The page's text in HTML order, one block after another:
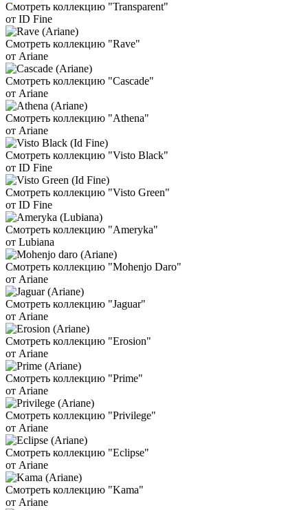
Смотреть коллекцию "Transparent"
от ID Fine
Смотреть коллекцию "Rave"
от Ariane
Смотреть коллекцию "Cascade"
от Ariane
Смотреть коллекцию "Athena"
от Ariane
Смотреть коллекцию "Visto Black"
от ID Fine
Смотреть коллекцию "Visto Green"
от ID Fine
Смотреть коллекцию "Ameryka"
от Lubiana
Смотреть коллекцию "Mohenjo Daro"
от Ariane
Смотреть коллекцию "Jaguar"
от Ariane
Смотреть коллекцию "Erosion"
от Ariane
Смотреть коллекцию "Prime"
от Ariane
Смотреть коллекцию "Privilege"
от Ariane
Смотреть коллекцию "Eclipse"
от Ariane
Смотреть коллекцию "Kama"
от Ariane